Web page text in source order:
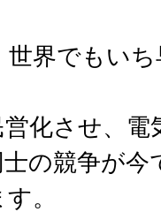
世界でもい
化させ、
の競争が
。